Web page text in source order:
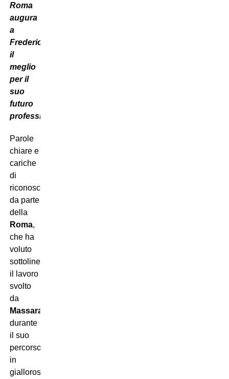
Roma
augura
a
Frederic
il
meglio
per il
suo
futuro
professionale”
Parole
chiare e
cariche
di
riconoscenza
da parte
della
Roma,
che ha
voluto
sottolineare
il lavoro
svolto
da
Massara
durante
il suo
percorso
in
giallorosso.